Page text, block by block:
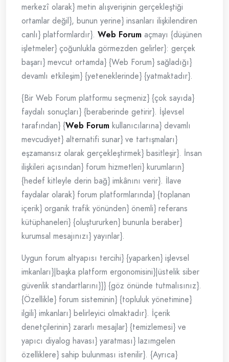
merkezî olarak} metin alışverişinin gerçekleştiği
ortamlar değil}, bunun yerine} insanları ilişkilendiren
canlı} platformlardır}. Web Forum açmayı {düşünen
işletmeler} çoğunlukla görmezden gelirler}: gerçek
başarı} mevcut ortamda} {Web Forum} sağladığı}
devamlı etkileşim} {yeteneklerinde} {yatmaktadır}.
{Bir Web Forum platformu seçmeniz} {çok sayıda}
faydalı sonuçları} {beraberinde getirir}. İşlevsel
tarafından} {Web Forum kullanıcılarına} devamlı
mevcudiyet} alternatifi sunar} ve tartışmaları}
eşzamansız olarak gerçekleştirmek} basitleşir}. İnsan
ilişkileri açısından} forum hizmetleri} kurumların}
{hedef kitleyle derin bağ} imkânını verir}. İlave
faydalar olarak} forum platformlarında} {toplanan
içerik} organik trafik yönünden} önemli} referans
kütüphaneleri} {oluştururken} bununla beraber}
kurumsal mesajınızı} yayınlar}.
Uygun forum altyapısı tercihi} {yaparken} işlevsel
imkanları}|başka platform ergonomisini}|üstelik siber
güvenlik standartlarını}}} {göz önünde tutmalısınız}.
{Özellikle} forum sisteminin} {topluluk yönetimine}
ilgili} imkanları} belirleyici olmaktadır}. İçerik
denetçilerinin} zararlı mesajlar} {temizlemesi} ve
yapıcı diyalog havası} yaratması} lazımgelen
özelliklere} sahip bulunması istenilir}. {Ayrıca}